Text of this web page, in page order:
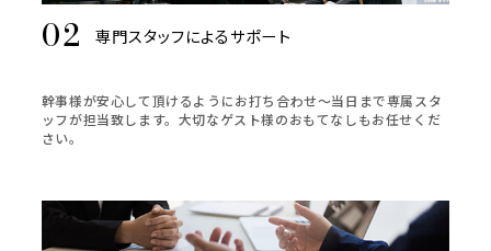
専門スタッフによるサポート
幹事様が安心して頂けるようにお打ち合わせ～当日まで専属スタ
ッフが担当致します。大切なゲスト様のおもてなしもお任せくだ
さい。